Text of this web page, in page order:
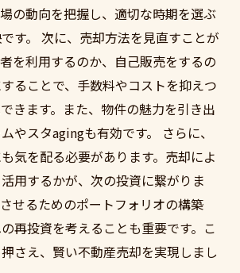
の動向を把握し、適切な時期を選ぶ
す。 次に、売却方法を見直すことが
を利用するのか、自己販売をするの
ることで、手数料やコストを抑えつ
きます。また、物件の魅力を引き出
やスタagingも有効です。 さらに、
気を配る必要があります。売却によ
用するかが、次の投資に繋がりま
せるためのポートフォリオの構築
再投資を考えることも重要です。こ
さえ、賢い不動産売却を実現しまし